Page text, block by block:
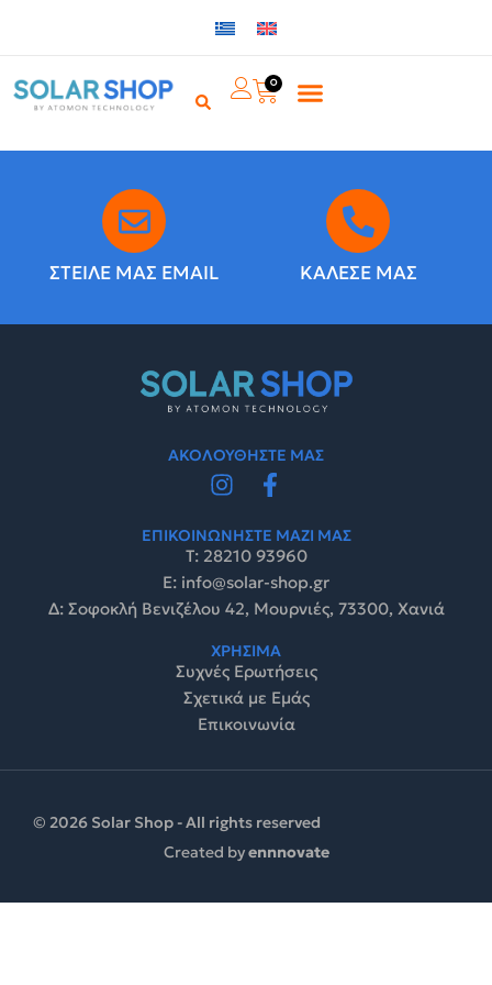
0
ΣΤΕΙΛΕ ΜΑΣ EMAIL ΚΑΛΕΣΕ ΜΑΣ
ΑΚΟΛΟΥΘΗΣΤΕ ΜΑΣ
ΕΠΙΚΟΙΝΩΝΗΣΤΕ ΜΑΖΙ ΜΑΣ
Τ: 28210 93960
E: info@solar-shop.gr
Δ: Σοφοκλή Βενιζέλου 42, Μουρνιές, 73300, Χανιά
ΧΡΗΣΙΜΑ
Συχνές Ερωτήσεις
Σχετικά με Εμάς
Επικοινωνία
© 2026 Solar Shop - All rights reserved
Created byennnovate